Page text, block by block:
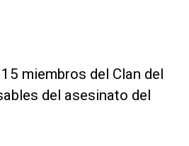
miembros del Clan del
del asesinato del